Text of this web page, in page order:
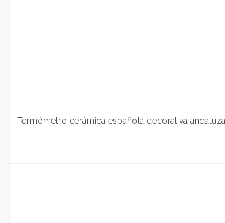
Termómetro cerámica española decorativa